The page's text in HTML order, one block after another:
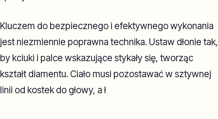
Kluczem do bezpiecznego i efektywnego wykonania
jest niezmiennie poprawna technika. Ustaw dłonie tak,
by kciuki i palce wskazujące stykały się, tworząc
kształt diamentu. Ciało musi pozostawać w sztywnej
linii od kostek do głowy, a ł